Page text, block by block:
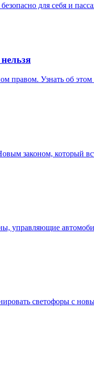
для себя и
правом. Узнать об
законом, который
управляющие
светофоры с